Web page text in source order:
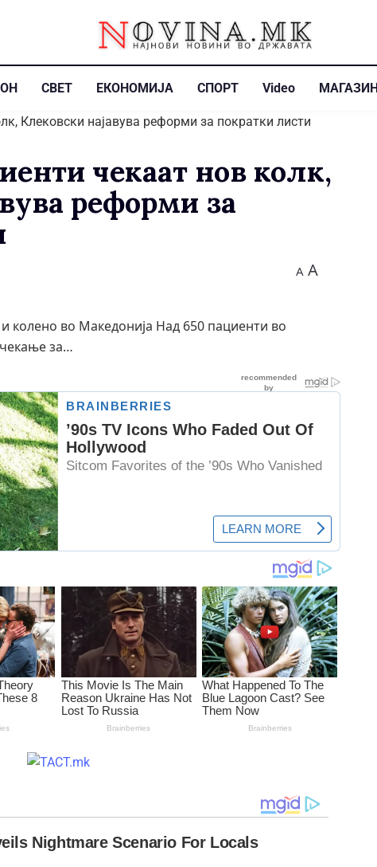
СВЕТ ЕКОНОМИЈА СПОРТ Video МАГАЗИН
чекаат нов колк,
реформи за
A A
колено во Македонија Над 650 пациенти во
за…